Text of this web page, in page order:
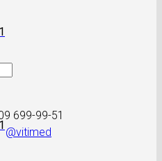
699-99-51
@vitimed